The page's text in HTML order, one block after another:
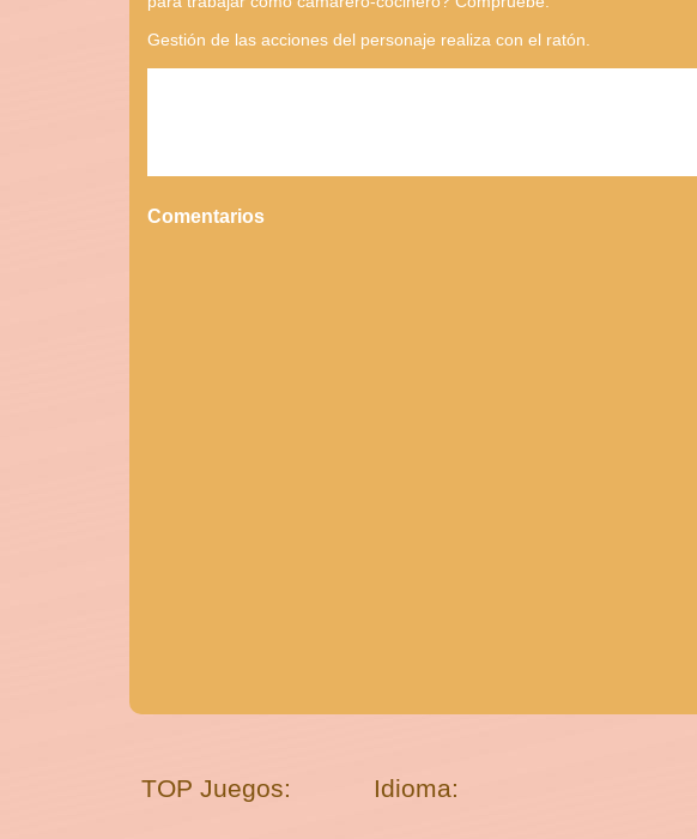
Gestión de las acciones del personaje realiza con el ratón.
Comentarios
TOP Juegos: Idioma: